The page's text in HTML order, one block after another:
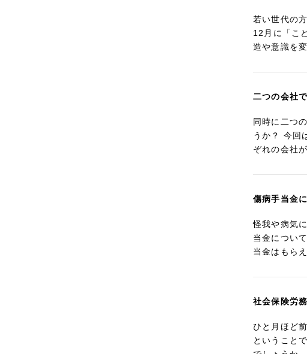
若い世代の
12月に「こ
造や意識を
二つの会社
同時に二つ
うか？ 今回
ぞれの会社
傷病手当金
怪我や病気
当金につい
当金はもら
社会保険労
ひと月ほど
ということ